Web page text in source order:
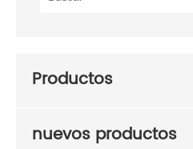
Productos
nuevos productos